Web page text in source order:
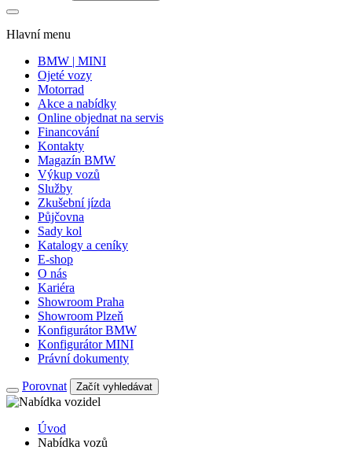
Hlavní menu
BMW | MINI
Ojeté vozy
Motorrad
Akce a nabídky
Online objednat na servis
Financování
Kontakty
Magazín BMW
Výkup vozů
Služby
Zkušební jízda
Půjčovna
Sady kol
Katalogy a ceníky
E-shop
O nás
Kariéra
Showroom Praha
Showroom Plzeň
Konfigurátor BMW
Konfigurátor MINI
Právní dokumenty
Porovnat Začít vyhledávat
Úvod
Nabídka vozů